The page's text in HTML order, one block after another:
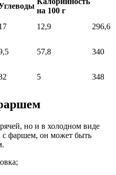
на 100 г
12,9
296,6
57,8 340
5 348
но и в холодном виде
с фаршем, он может быть